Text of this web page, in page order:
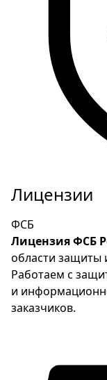
Лицензии
ФСБ
Лицензия ФСБ
области
Работаем с
и
заказчиков.